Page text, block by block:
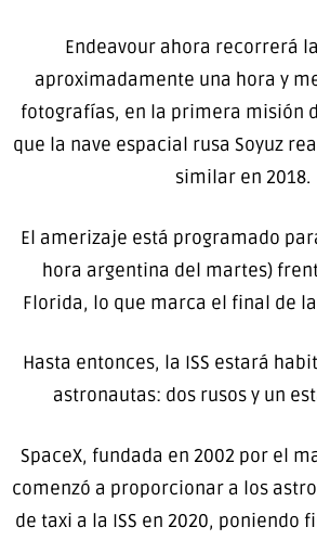
Endeavour ahora recorrerá
aproximadamente una hora y
fotografías, en la primera misión
que la nave espacial rusa Soyuz
similar en 2018.
El amerizaje está programado
hora argentina del martes)
Florida, lo que marca el final de la
Hasta entonces, la ISS estará
astronautas: dos rusos y un
SpaceX, fundada en 2002 por el
comenzó a proporcionar a los
de taxi a la ISS en 2020, poniendo